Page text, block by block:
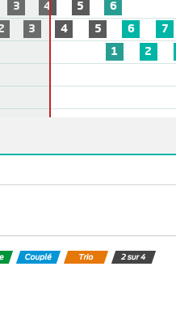
3 4 5
6
3 4 5 6 7
1
2